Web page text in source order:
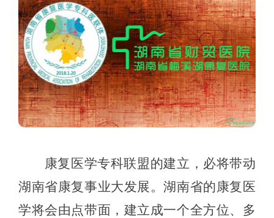
康复医学专科联盟的建立，必将带动
湖南省康复事业大发展。湖南省的康复医
学将会由点带面，建立成一个全方位、多